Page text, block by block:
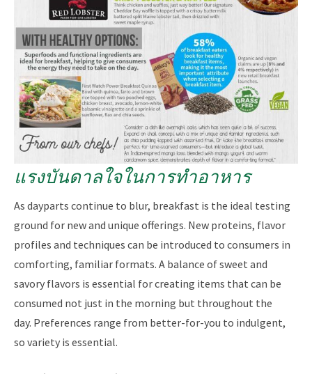
แรงบันดาลใจในการทำอาหาร
As dayparts continue to blur, breakfast is the ideal testing
ground for new and unique offerings. New proteins, flavor
profiles and techniques can be introduced to consumers in
comforting, familiar formats.​​ A balance of sweet and
savory flavors is essential for creating items that can be
consumed not just in the morning but throughout the
day. Preferences range from better-for-you to indulgent,
so variety is essential.​